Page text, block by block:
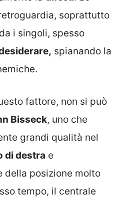
soprattutto
i singoli, spesso
spianando la
fattore, non si può
Bisseck, uno che
grandi qualità nel
di destra e
della posizione molto
tempo, il centrale